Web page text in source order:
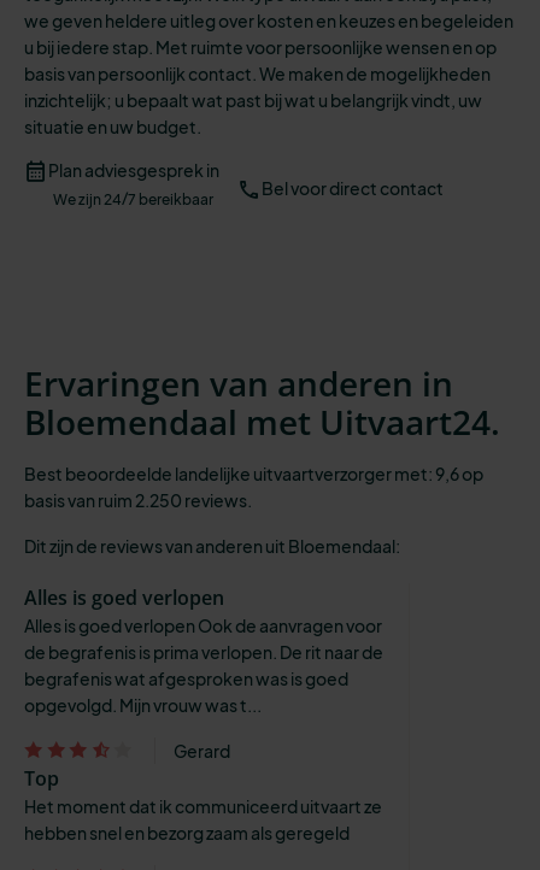
we geven heldere uitleg over kosten en keuzes en begeleiden
u bij iedere stap. Met ruimte voor persoonlijke wensen en op
basis van persoonlijk contact. We maken de mogelijkheden
inzichtelijk; u bepaalt wat past bij wat u belangrijk vindt, uw
situatie en uw budget.
Plan adviesgesprek in
We zijn 24/7 bereikbaar Bel voor direct contact
Ervaringen van anderen in
Bloemendaal met Uitvaart24.
Best beoordeelde landelijke uitvaartverzorger met: 9,6 op
basis van ruim 2.250 reviews.
Dit zijn de reviews van anderen uit Bloemendaal:
Alles is goed verlopen
Alles is goed verlopen Ook de aanvragen voor
de begrafenis is prima verlopen. De rit naar de
begrafenis wat afgesproken was is goed
opgevolgd. Mijn vrouw was t...
Gerard
Top
Het moment dat ik communiceerd uitvaart ze
hebben snel en bezorg zaam als geregeld